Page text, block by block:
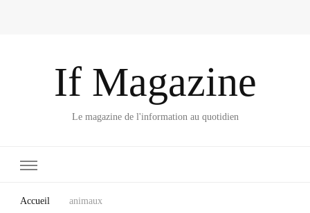
If Magazine
Le magazine de l'information au quotidien
Accueil animaux